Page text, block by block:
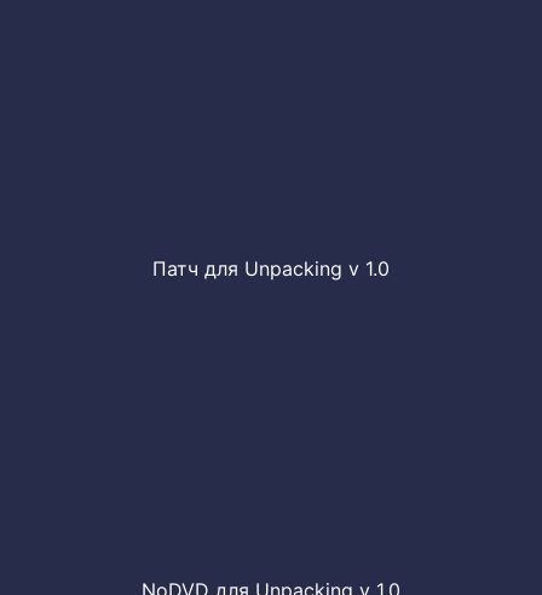
Патч для Unpacking v 1.0
NoDVD для Unpacking v 1.0